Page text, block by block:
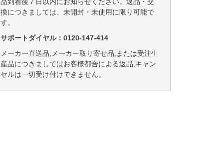
換につきましては、未開封・未使用に限り可能で
す。
サポートダイヤル：0120-147-414
メーカー直送品,メーカー取り寄せ品,または受注生
産品につきましてはお客様都合による返品,キャン
セルは一切受け付けできません。